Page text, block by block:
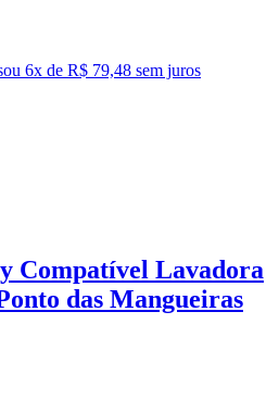
ou 6x de R$ 79,48 sem juros
Compatível Lavadora
das Mangueiras